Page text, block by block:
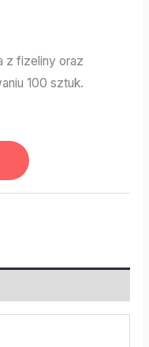
z fizeliny oraz
100 sztuk.